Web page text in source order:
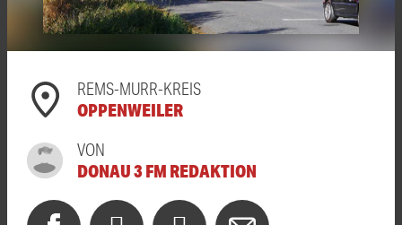
REMS-MURR-KREIS
OPPENWEILER
VON
DONAU 3 FM REDAKTION